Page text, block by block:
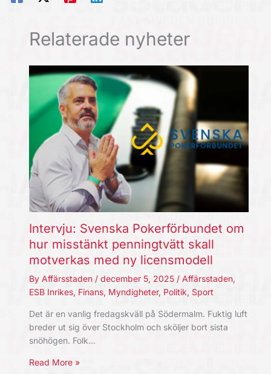
Relaterade nyheter
Intervju: Svenska Pokerförbundet om
hur misstänkt penningtvätt skall
motverkas med ny licensmodell
By Affärsstaden / december 5, 2025 / Affärsstaden,
ESB Inrikes, Finans, Myndigheter, Politik, Sport
Det är en vanlig fredagskväll på Södermalm. Fuktig luft
breder ut sig över Stockholm och sköljer bort sista
snöhögen. Folk…
Read More »